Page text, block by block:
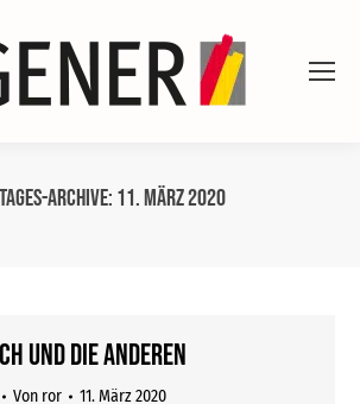
Tages-Archive: 11. März 2020
und die Anderen
Von ror 11. März 2020